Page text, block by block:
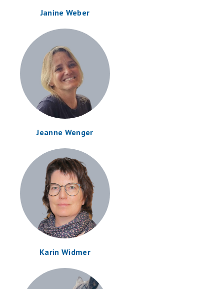
Janine Weber
Jeanne Wenger
Karin Widmer